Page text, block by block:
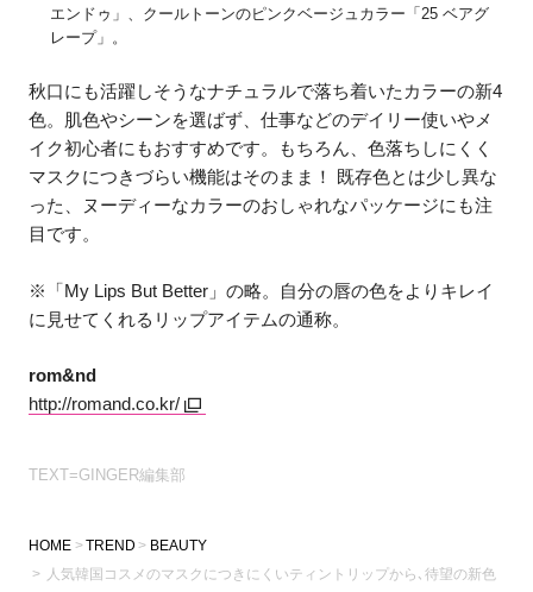
エンドゥ」、クールトーンのピンクベージュカラー「25 ベアグ
レープ」。
秋口にも活躍しそうなナチュラルで落ち着いたカラーの新4
色。肌色やシーンを選ばず、仕事などのデイリー使いやメ
イク初心者にもおすすめです。もちろん、色落ちしにくく
マスクにつきづらい機能はそのまま！ 既存色とは少し異な
った、ヌーディーなカラーのおしゃれなパッケージにも注
目です。
※「My Lips But Better」の略。自分の唇の色をよりキレイ
に見せてくれるリップアイテムの通称。
rom&nd
http://romand.co.kr/
TEXT=GINGER編集部
HOME TREND
BEAUTY
人気韓国コスメのマスクにつきにくいティントリップから､待望の新色